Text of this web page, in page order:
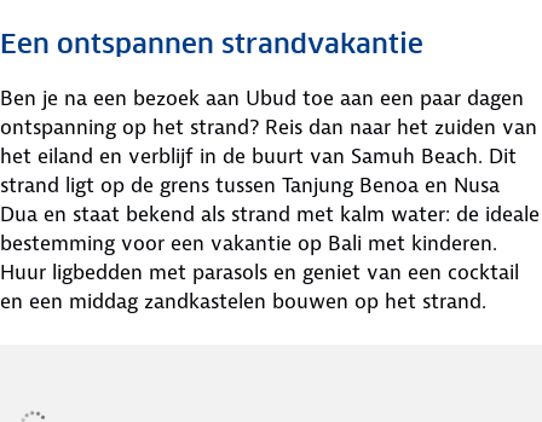
Een ontspannen strandvakantie
Ben je na een bezoek aan Ubud toe aan een paar dagen
ontspanning op het strand? Reis dan naar het zuiden van
het eiland en verblijf in de buurt van Samuh Beach. Dit
strand ligt op de grens tussen Tanjung Benoa en Nusa
Dua en staat bekend als strand met kalm water: de ideale
bestemming voor een vakantie op Bali met kinderen.
Huur ligbedden met parasols en geniet van een cocktail
en een middag zandkastelen bouwen op het strand.